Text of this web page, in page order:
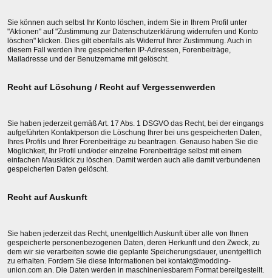
Sie können auch selbst Ihr Konto löschen, indem Sie in Ihrem Profil unter
"Aktionen" auf "Zustimmung zur Datenschutzerklärung widerrufen und Konto
löschen" klicken. Dies gilt ebenfalls als Widerruf Ihrer Zustimmung. Auch in
diesem Fall werden Ihre gespeicherten IP-Adressen, Forenbeiträge,
Mailadresse und der Benutzername mit gelöscht.
Recht auf Löschung / Recht auf Vergessenwerden
Sie haben jederzeit gemäß Art. 17 Abs. 1 DSGVO das Recht, bei der eingangs
aufgeführten Kontaktperson die Löschung Ihrer bei uns gespeicherten Daten,
Ihres Profils und Ihrer Forenbeiträge zu beantragen. Genauso haben Sie die
Möglichkeit, Ihr Profil und/oder einzelne Forenbeiträge selbst mit einem
einfachen Mausklick zu löschen. Damit werden auch alle damit verbundenen
gespeicherten Daten gelöscht.
Recht auf Auskunft
Sie haben jederzeit das Recht, unentgeltlich Auskunft über alle von Ihnen
gespeicherte personenbezogenen Daten, deren Herkunft und den Zweck, zu
dem wir sie verarbeiten sowie die geplante Speicherungsdauer, unentgeltlich
zu erhalten. Fordern Sie diese Informationen bei kontakt@modding-
union.com an. Die Daten werden in maschinenlesbarem Format bereitgestellt.